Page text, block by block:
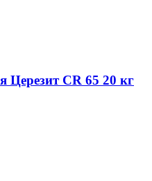
Церезит CR 65 20 кг